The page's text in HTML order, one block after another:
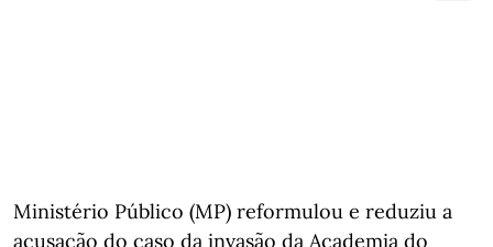
Ministério Público (MP) reformulou e reduziu a
acusação do caso da invasão da Academia do